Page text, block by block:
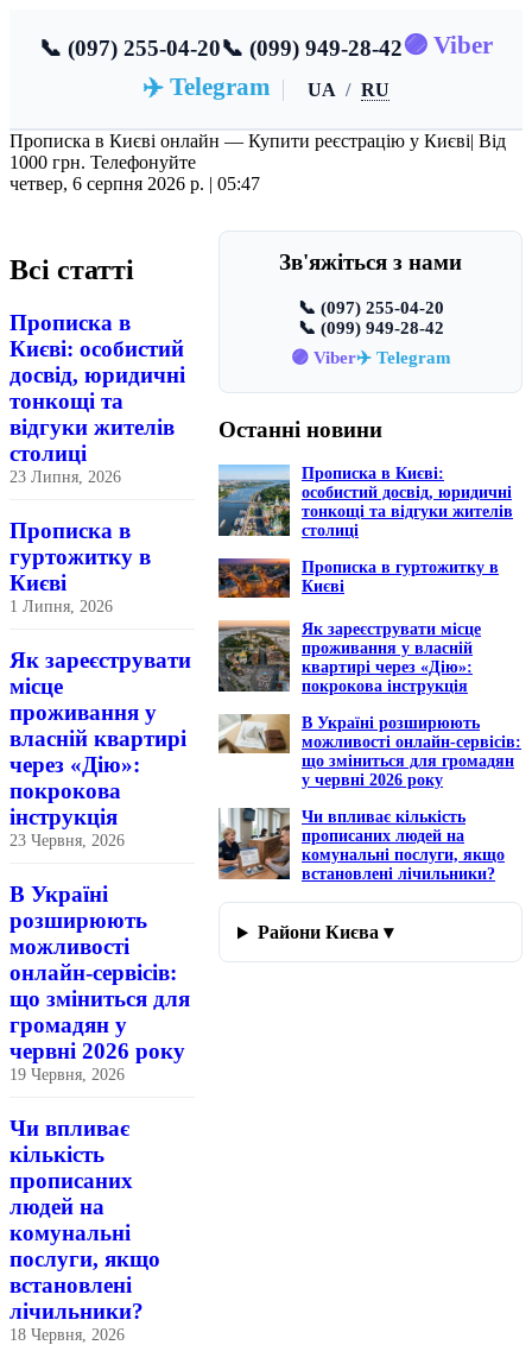
📞 (097) 255-04-20📞 (099) 949-28-42🟣 Viber
✈️ Telegram
UA / RU
Прописка в Києві онлайн — Купити реєстрацію у Києві| Від
1000 грн. Телефонуйте
четвер, 6 серпня 2026 р. | 05:47
Всі статті
Прописка в
Києві: особистий
досвід, юридичні
тонкощі та
відгуки жителів
столиці
23 Липня, 2026
Прописка в
гуртожитку в
Києві
1 Липня, 2026
Як зареєструвати
місце
проживання у
власній квартирі
через «Дію»:
покрокова
інструкція
23 Червня, 2026
В Україні
розширюють
можливості
онлайн-сервісів:
що зміниться для
громадян у
червні 2026 року
19 Червня, 2026
Чи впливає
кількість
прописаних
людей на
комунальні
послуги, якщо
встановлені
лічильники?
18 Червня, 2026
Зв'яжіться з нами
📞 (097) 255-04-20
📞 (099) 949-28-42
🟣 Viber✈️ Telegram
Останні новини
Прописка в Києві:
особистий досвід, юридичні
тонкощі та відгуки жителів
столиці
Прописка в гуртожитку в
Києві
Як зареєструвати місце
проживання у власній
квартирі через «Дію»:
покрокова інструкція
В Україні розширюють
можливості онлайн-сервісів:
що зміниться для громадян
у червні 2026 року
Чи впливає кількість
прописаних людей на
комунальні послуги, якщо
встановлені лічильники?
Райони Києва ▾